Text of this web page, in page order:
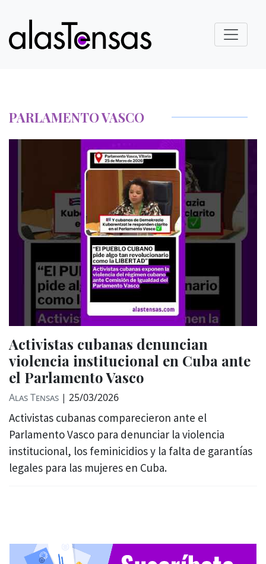
PARLAMENTO VASCO
Activistas cubanas denuncian
violencia institucional en Cuba ante
el Parlamento Vasco
Alas Tensas | 25/03/2026
Activistas cubanas comparecieron ante el
Parlamento Vasco para denunciar la violencia
institucional, los feminicidios y la falta de garantías
legales para las mujeres en Cuba.